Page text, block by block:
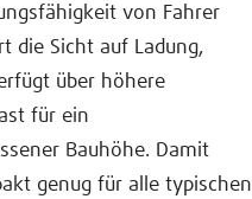
von Fahrer
die Sicht auf Ladung,
über höhere
für ein
Bauhöhe. Damit
genug für alle typischen